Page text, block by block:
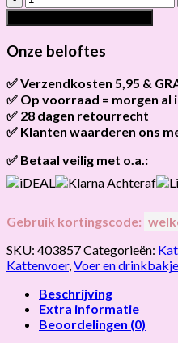
VOERBAK
/
WATERBAK
KERAMIEK
/
ZWART
hoeveelheid
Onze beloftes
✅ Verzendkosten 5,95 &
Brievenbus verzendingen zijn
bestellingen v.a. 45,00
✅ Op voorraad = morgen al
Als het product op voorraad
hetvandaag nog verzonden.
✅ 28 dagen retourrecht
Niet tevreden? Geen
✅ Klanten waarderen ons
✅ Betaal veilig met o.a.:
Gebruik kortingscode:
SKU: 403857Categorieën:
Kattenvoer, Voer en
Beschrijving
Extra informatie
Beoordelingen (0)